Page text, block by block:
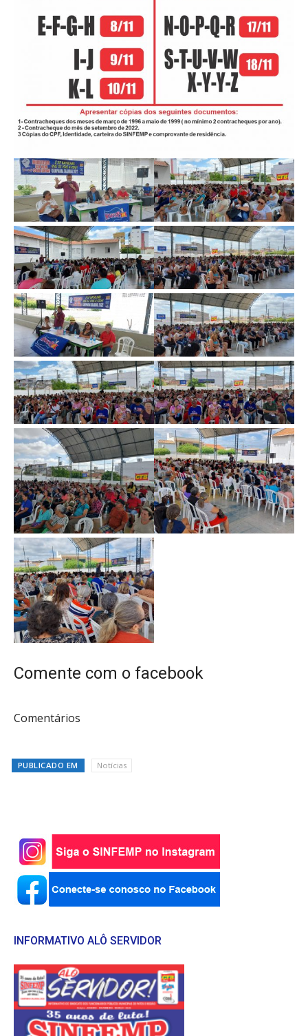
Comente com o facebook
Comentários
PUBLICADO EM Notícias
INFORMATIVO ALÔ SERVIDOR